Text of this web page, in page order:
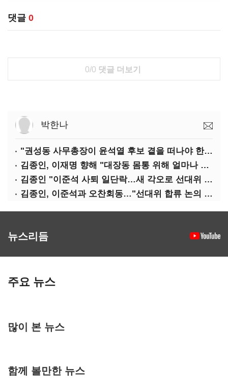
댓글 0
0/0 댓글 더보기
박한나
"권성동 사무총장이 윤석열 후보 곁을 떠나야 한다"
김종인, 이재명 향해 "대장동 몸통 위해 얼마나 죽어야 하나"
김종인 "이준석 사퇴 일단락…새 각오로 선대위 꾸리겠다"
김종인, 이준석과 오찬회동…"선대위 합류 논의 없었다"(종합)
뉴스리듬
주요 뉴스
많이 본 뉴스
함께 볼만한 뉴스